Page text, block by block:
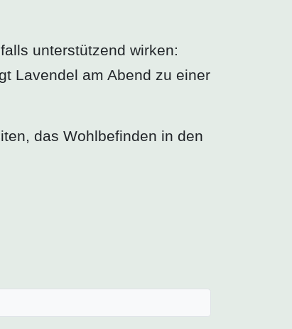
unterstützend wirken:
Lavendel am Abend zu einer
das Wohlbefinden in den